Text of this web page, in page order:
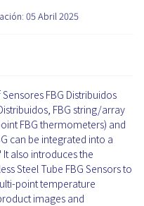
05 Abril 2025
FBG Distribuidos
FBG string/array
FBG thermometers) and
can be integrated into a
also introduces the
Steel Tube FBG Sensors to
point temperature
images and